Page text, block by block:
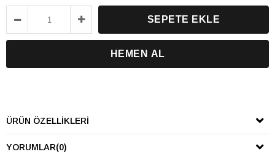
ÜRÜN ÖZELLIKLERI
YORUMLAR(0)